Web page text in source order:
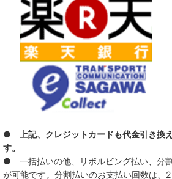
● 上記、クレジットカードも代金引き換
す。
● 一括払いの他、リボルビング払い、分
が可能です。分割払いのお支払い回数は、